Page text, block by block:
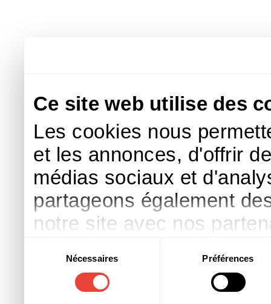
Ce site web utilise des
Les cookies nous
et les annonces, d'offrir
médias sociaux et
partageons également
notre site avec nos
d'autres informations
ont collectées lors de
consentement
Nécessaires Préférences